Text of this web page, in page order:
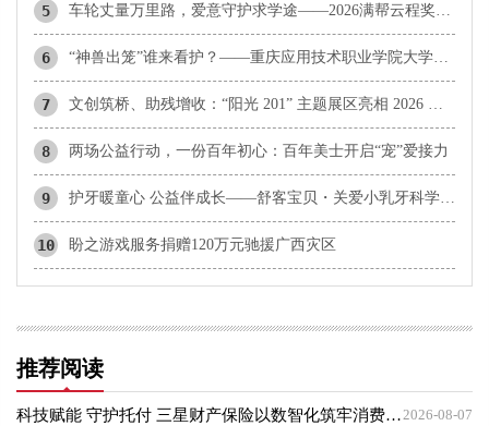
5 车轮丈量万里路，爱意守护求学途——2026满帮云程奖学金正式启动
6 “神兽出笼”谁来看护？——重庆应用技术职业学院大学生走进基层开展暑期公益托管
7 文创筑桥、助残增收：“阳光 201” 主题展区亮相 2026 全球授权展・上海站
8 两场公益行动，一份百年初心：百年美士开启“宠”爱接力
9 护牙暖童心 公益伴成长——舒客宝贝・关爱小乳牙科学防龋公益行动走进西畴县兴街镇第一小学
10 盼之游戏服务捐赠120万元驰援广西灾区
推荐阅读
2026-08-07
科技赋能 守护托付 三星财产保险以数智化筑牢消费者权益保护屏障